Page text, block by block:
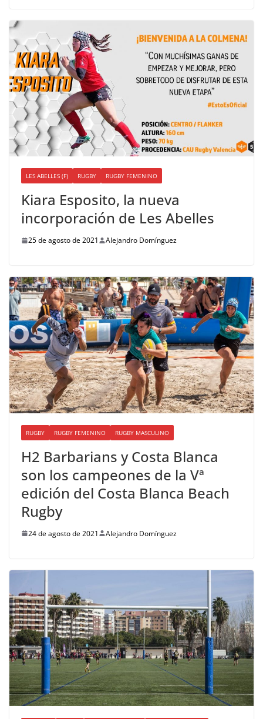
LES ABELLES (F) RUGBY RUGBY FEMENINO
Kiara Esposito, la nueva
incorporación de Les Abelles
25 de agosto de 2021 Alejandro Domínguez
RUGBY RUGBY FEMENINO RUGBY MASCULINO
H2 Barbarians y Costa Blanca
son los campeones de la Vª
edición del Costa Blanca Beach
Rugby
24 de agosto de 2021 Alejandro Domínguez